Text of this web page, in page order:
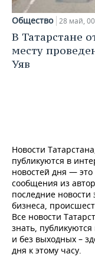
Общество 28 май,
В Татарстане
месту
Уяв
Новости
публикуются в
новостей дня —
сообщения из
последние новости
бизнеса,
Все новости
знать,
и без выходных –
дня к этому часу.